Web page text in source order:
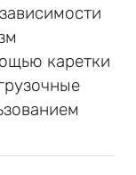
каретки